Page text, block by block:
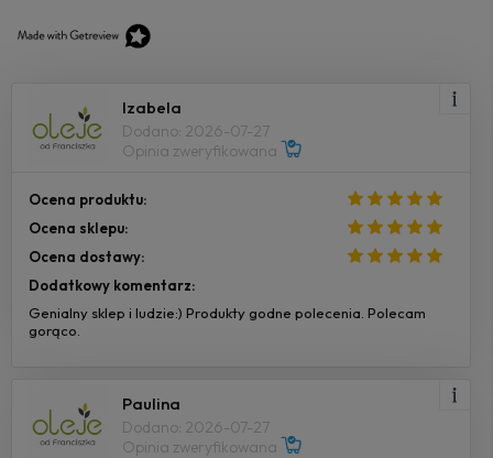
Izabela
Dodano: 2026-07-27
Opinia zweryfikowana
Ocena produktu:
Ocena sklepu:
Ocena dostawy:
Dodatkowy komentarz:
Genialny sklep i ludzie:) Produkty godne polecenia. Polecam
gorąco.
Paulina
Dodano: 2026-07-27
Opinia zweryfikowana